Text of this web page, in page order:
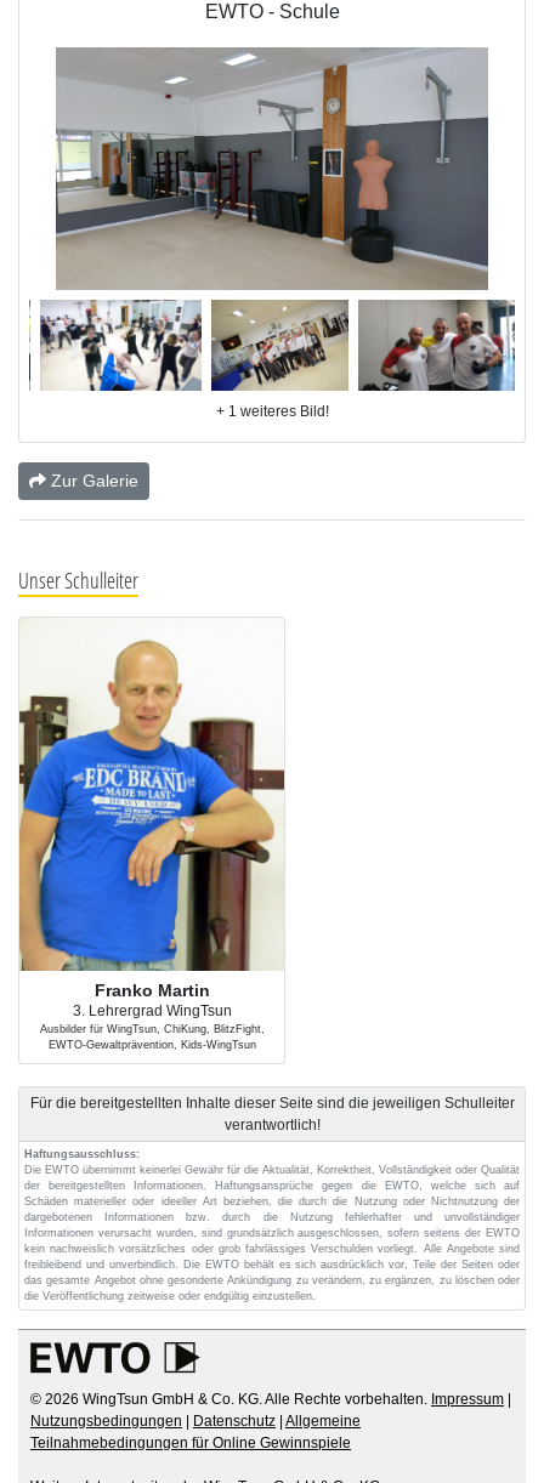
EWTO - Schule
+ 1 weiteres Bild!
Zur Galerie
Unser Schulleiter
Franko Martin
3. Lehrergrad WingTsun
Ausbilder für WingTsun, ChiKung, BlitzFight,
EWTO-Gewaltprävention, Kids-WingTsun
Für die bereitgestellten Inhalte dieser Seite sind die jeweiligen Schulleiter
verantwortlich!
Haftungsausschluss:
Die EWTO übernimmt keinerlei Gewähr für die Aktualität, Korrektheit, Vollständigkeit oder Qualität
der bereitgestellten Informationen. Haftungsansprüche gegen die EWTO, welche sich auf
Schäden materieller oder ideeller Art beziehen, die durch die Nutzung oder Nichtnutzung der
dargebotenen Informationen bzw. durch die Nutzung fehlerhafter und unvollständiger
Informationen verursacht wurden, sind grundsätzlich ausgeschlossen, sofern seitens der EWTO
kein nachweislich vorsätzliches oder grob fahrlässiges Verschulden vorliegt. Alle Angebote sind
freibleibend und unverbindlich. Die EWTO behält es sich ausdrücklich vor, Teile der Seiten oder
das gesamte Angebot ohne gesonderte Ankündigung zu verändern, zu ergänzen, zu löschen oder
die Veröffentlichung zeitweise oder endgültig einzustellen.
© 2026 WingTsun GmbH & Co. KG. Alle Rechte vorbehalten. Impressum
Nutzungsbedingungen
Datenschutz Allgemeine
Teilnahmebedingungen für Online Gewinnspiele